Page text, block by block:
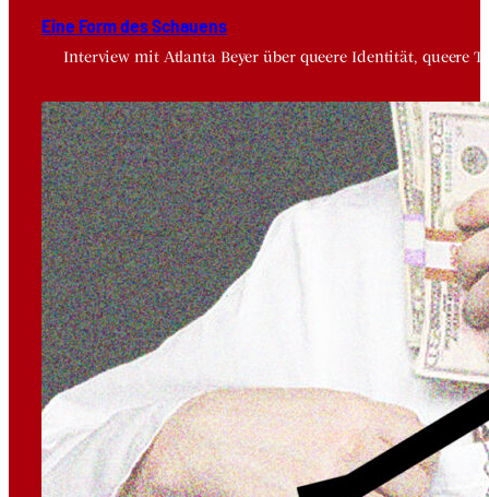
Eine Form des Schau­ens
Interview mit Atlanta Beyer über queere Identität, queere